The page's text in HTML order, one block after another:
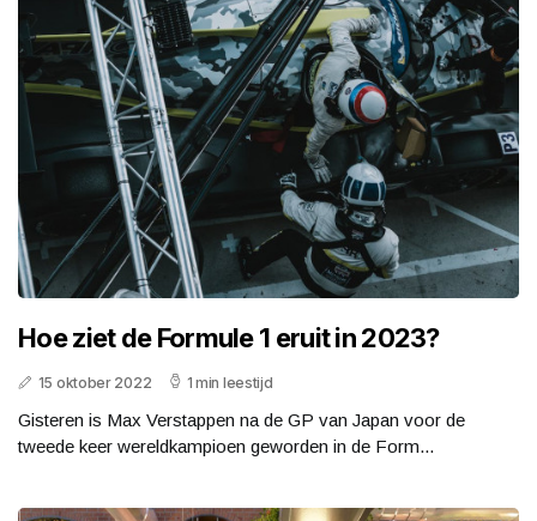
Hoe ziet de Formule 1 eruit in 2023?
15 oktober 2022 1 min leestijd
Gisteren is Max Verstappen na de GP van Japan voor de
tweede keer wereldkampioen geworden in de Form...